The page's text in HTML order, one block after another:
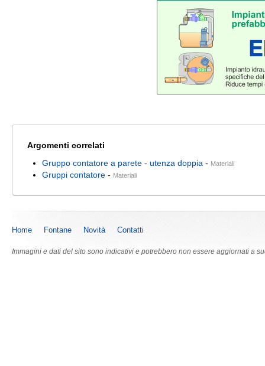
Argomenti correlati
Gruppo contatore a parete - utenza doppia - Materiali
Gruppi contatore - Materiali
Home Fontane Novità Contatti
Immagini e dati del sito sono indicativi e potrebbero non essere aggiornati a